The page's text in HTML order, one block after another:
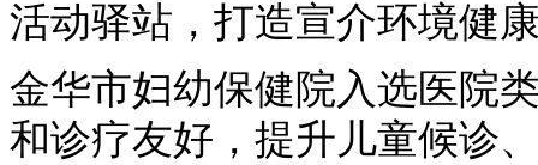
活动驿站，打造宣介环境健
金华市妇幼保健院入选医院
和诊疗友好，提升儿童候诊